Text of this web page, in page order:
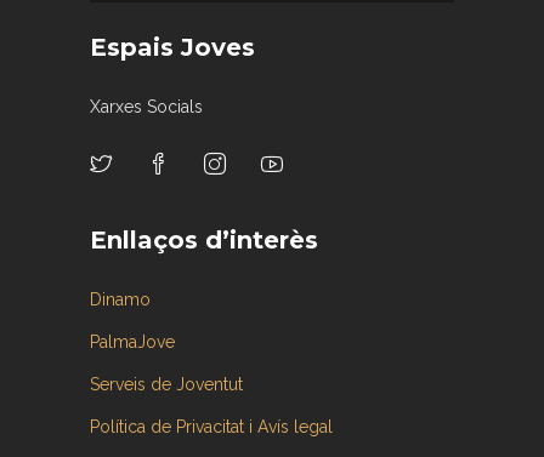
Espais Joves
Xarxes Socials
Enllaços d’interès
Dinamo
PalmaJove
Serveis de Joventut
Política de Privacitat i Avís legal